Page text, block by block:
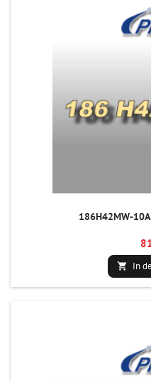
186H42MW-10A
 In